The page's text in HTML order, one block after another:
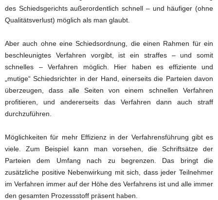
des Schiedsgerichts außerordentlich schnell – und häufiger (ohne
Qualitätsverlust) möglich als man glaubt.
Aber auch ohne eine Schiedsordnung, die einen Rahmen für ein
beschleunigtes Verfahren vorgibt, ist ein straffes – und somit
schnelles – Verfahren möglich. Hier haben es effiziente und
„mutige“ Schiedsrichter in der Hand, einerseits die Parteien davon
überzeugen, dass alle Seiten von einem schnellen Verfahren
profitieren, und andererseits das Verfahren dann auch straff
durchzuführen.
Möglichkeiten für mehr Effizienz in der Verfahrensführung gibt es
viele. Zum Beispiel kann man vorsehen, die Schriftsätze der
Parteien dem Umfang nach zu begrenzen. Das bringt die
zusätzliche positive Nebenwirkung mit sich, dass jeder Teilnehmer
im Verfahren immer auf der Höhe des Verfahrens ist und alle immer
den gesamten Prozessstoff präsent haben.